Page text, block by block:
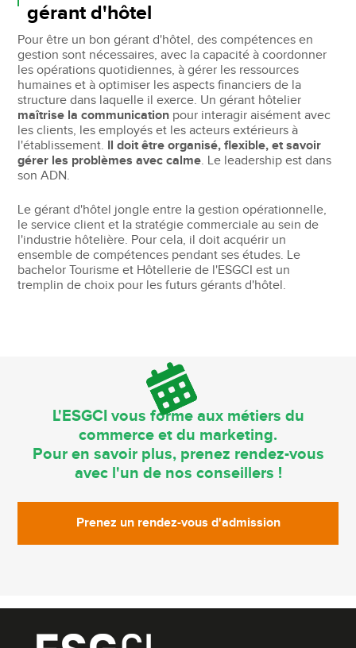
gérant d'hôtel
Pour être un bon gérant d'hôtel, des compétences en
gestion sont nécessaires, avec la capacité à coordonner
les opérations quotidiennes, à gérer les ressources
humaines et à optimiser les aspects financiers de la
structure dans laquelle il exerce. Un gérant hôtelier
maîtrise la communication pour interagir aisément avec
les clients, les employés et les acteurs extérieurs à
l'établissement. Il doit être organisé, flexible, et savoir
gérer les problèmes avec calme. Le leadership est dans
son ADN.
Le gérant d'hôtel jongle entre la gestion opérationnelle,
le service client et la stratégie commerciale au sein de
l'industrie hôtelière. Pour cela, il doit acquérir un
ensemble de compétences pendant ses études. Le
bachelor Tourisme et Hôtellerie de l'ESGCI est un
tremplin de choix pour les futurs gérants d'hôtel.
L'ESGCI vous forme aux métiers du
commerce et du marketing.
Pour en savoir plus, prenez rendez-vous
avec l'un de nos conseillers !
Prenez un rendez-vous d'admission